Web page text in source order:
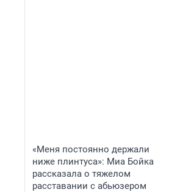
«Меня постоянно держали
ниже плинтуса»: Миа Бойка
рассказала о тяжелом
расставании с абьюзером